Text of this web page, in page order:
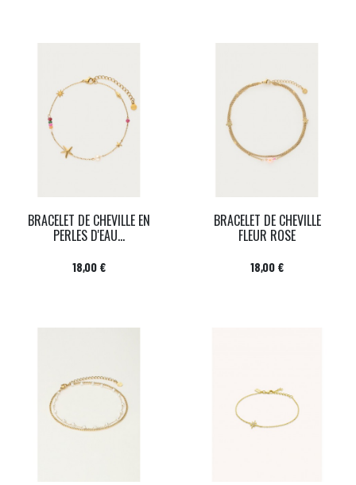
BRACELET DE CHEVILLE EN
PERLES D'EAU...
Prix
18,00 €
BRACELET DE CHEVILLE
FLEUR ROSE
Prix
18,00 €